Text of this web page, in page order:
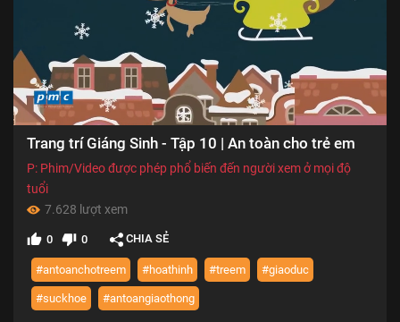
Trang trí Giáng Sinh - Tập 10 | An toàn cho trẻ em
P: Phim/Video được phép phổ biến đến người xem ở mọi độ
tuổi
7.628 lượt xem
0 0 CHIA SẺ
#antoanchotreem #hoathinh #treem #giaoduc
#suckhoe #antoangiaothong